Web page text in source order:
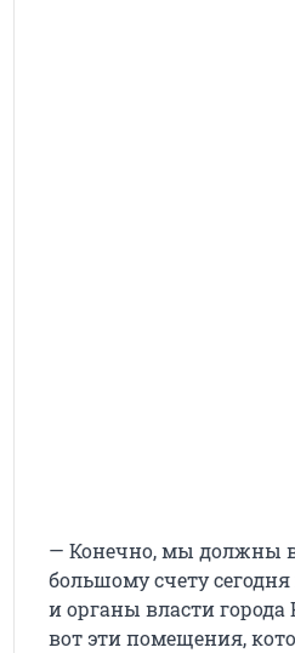
— Конечно, мы должны
большому счету
и органы власти города
вот эти помещения,